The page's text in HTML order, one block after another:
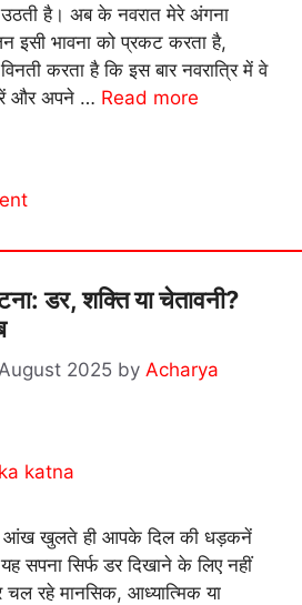
है। अब के नवरात मेरे अंगना
इसी भावना को प्रकट करता है,
करता है कि इस बार नवरात्रि में वे
और अपने … Read more
डर, शक्ति या चेतावनी?
2025 by Acharya
आंख खुलते ही आपके दिल की धड़कनें
सपना सिर्फ डर दिखाने के लिए नहीं
रहे मानसिक, आध्यात्मिक या